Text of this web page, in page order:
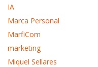
IA
Marca Personal
MarfiCom
marketing
Miquel Sellares